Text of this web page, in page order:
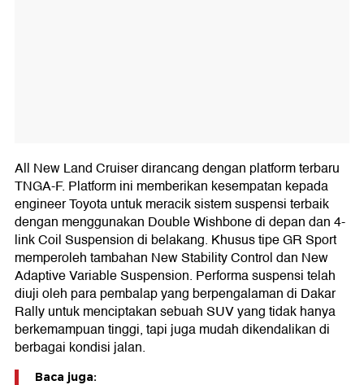
All New Land Cruiser dirancang dengan platform terbaru
TNGA-F. Platform ini memberikan kesempatan kepada
engineer Toyota untuk meracik sistem suspensi terbaik
dengan menggunakan Double Wishbone di depan dan 4-
link Coil Suspension di belakang. Khusus tipe GR Sport
memperoleh tambahan New Stability Control dan New
Adaptive Variable Suspension. Performa suspensi telah
diuji oleh para pembalap yang berpengalaman di Dakar
Rally untuk menciptakan sebuah SUV yang tidak hanya
berkemampuan tinggi, tapi juga mudah dikendalikan di
berbagai kondisi jalan.
Baca juga: